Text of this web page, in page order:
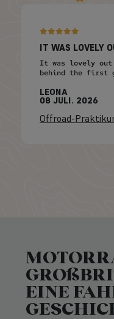
IT WAS LOVELY
It was lovely
behind the first
LEONA
08 JULI. 2026
Offroad-
EINE